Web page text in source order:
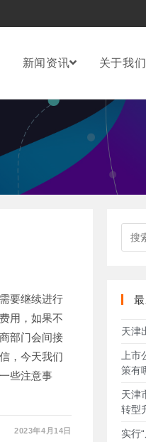
新闻资讯 关于我们
要继续进行
用，如果不
部门会间接
，今天我们
些注意事
2023年4月14日
天津
上
策有
天津
转型
实行